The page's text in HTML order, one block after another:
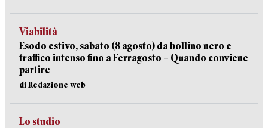
Viabilità
Esodo estivo, sabato (8 agosto) da bollino nero e
traffico intenso fino a Ferragosto – Quando conviene
partire
di Redazione web
Lo studio